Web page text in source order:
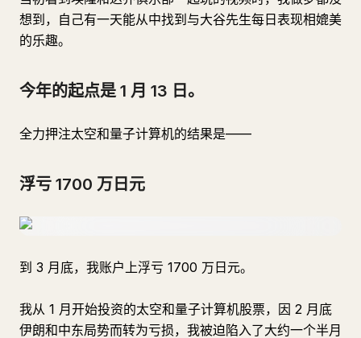
想到，自己有一天能从中找到与大谷先生每日表现相媲美
的乐趣。
今年的起点是 1 月 13 日。
全力押注太空和量子计算机的结果是——
浮亏 1700 万日元
到 3 月底，我账户上浮亏 1700 万日元。
我从 1 月开始投资的太空和量子计算机股票，因 2 月底
伊朗和中东局势而转为亏损，我被迫陷入了大约一个半月